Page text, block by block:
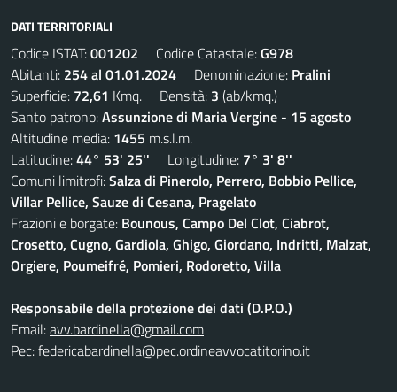
DATI TERRITORIALI
Codice ISTAT:001202 Codice Catastale:G978
Abitanti: 254 al 01.01.2024 Denominazione: Pralini
Superficie: 72,61 Kmq. Densità: 3 (ab/kmq.)
Santo patrono:Assunzione di Maria Vergine - 15 agosto
Altitudine media: 1455 m.s.l.m.
Latitudine:44° 53' 25'' Longitudine: 7° 3' 8''
Comuni limitrofi:Salza di Pinerolo, Perrero, Bobbio Pellice,
Villar Pellice, Sauze di Cesana, Pragelato
Frazioni e borgate: Bounous, Campo Del Clot, Ciabrot,
Crosetto, Cugno, Gardiola, Ghigo, Giordano, Indritti, Malzat,
Orgiere, Poumeifré, Pomieri, Rodoretto, Villa
Responsabile della protezione dei dati (D.P.O.)
Email:avv.bardinella@gmail.com
Pec:federicabardinella@pec.ordineavvocatitorino.it